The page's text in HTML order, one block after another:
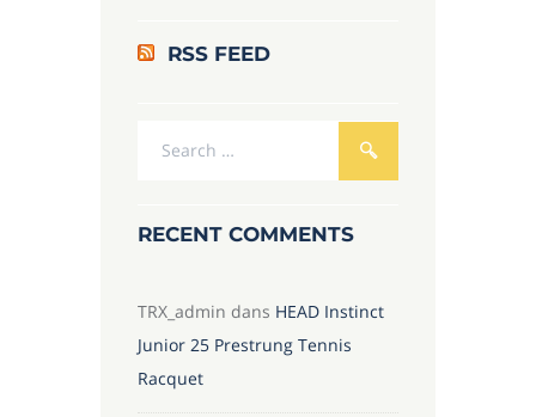
RSS FEED
RECENT COMMENTS
TRX_admin dans HEAD Instinct
Junior 25 Prestrung Tennis
Racquet